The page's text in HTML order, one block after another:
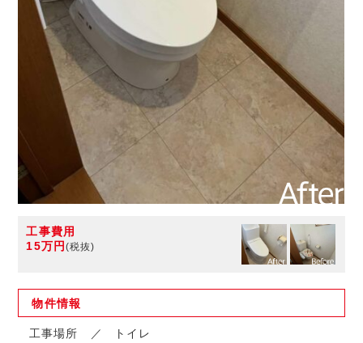
工事費用
15万円 (税抜)
物件情報
工事場所
トイレ